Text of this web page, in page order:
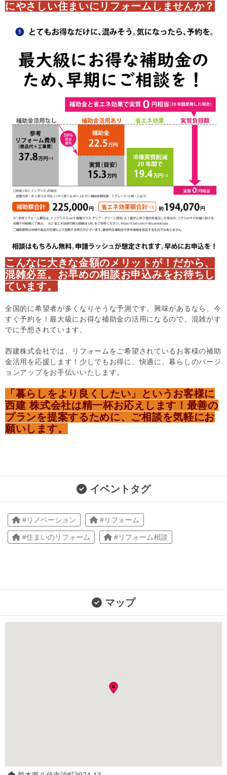
にやさしい住まいにリフォームしませんか？
こんなに大きな金額のメリットが！だから、
混雑必至。お早めの相談お申込みをお待ちし
ています。
全国的に希望者が多くなりそうな予測です。興味があるなら、今
すぐ予約を！最大級にお得な補助金の活用になるので、混雑がす
でに予想されています。
西建株式会社では、リフォームをご希望されているお客様の補助
金活用を応援します！少しでもお得に、快適に。暮らしのバージ
ョンアップをお手伝いいたします。
「暮らしをより良くしたい」というお客様に
西建 株式会社は精一杯お応えします！最善の
プランを提案するために、ご相談を気軽にお
願いします。
イベントタグ
#リノベーション #リフォーム
#住まいのリフォーム #リフォーム相談
マップ